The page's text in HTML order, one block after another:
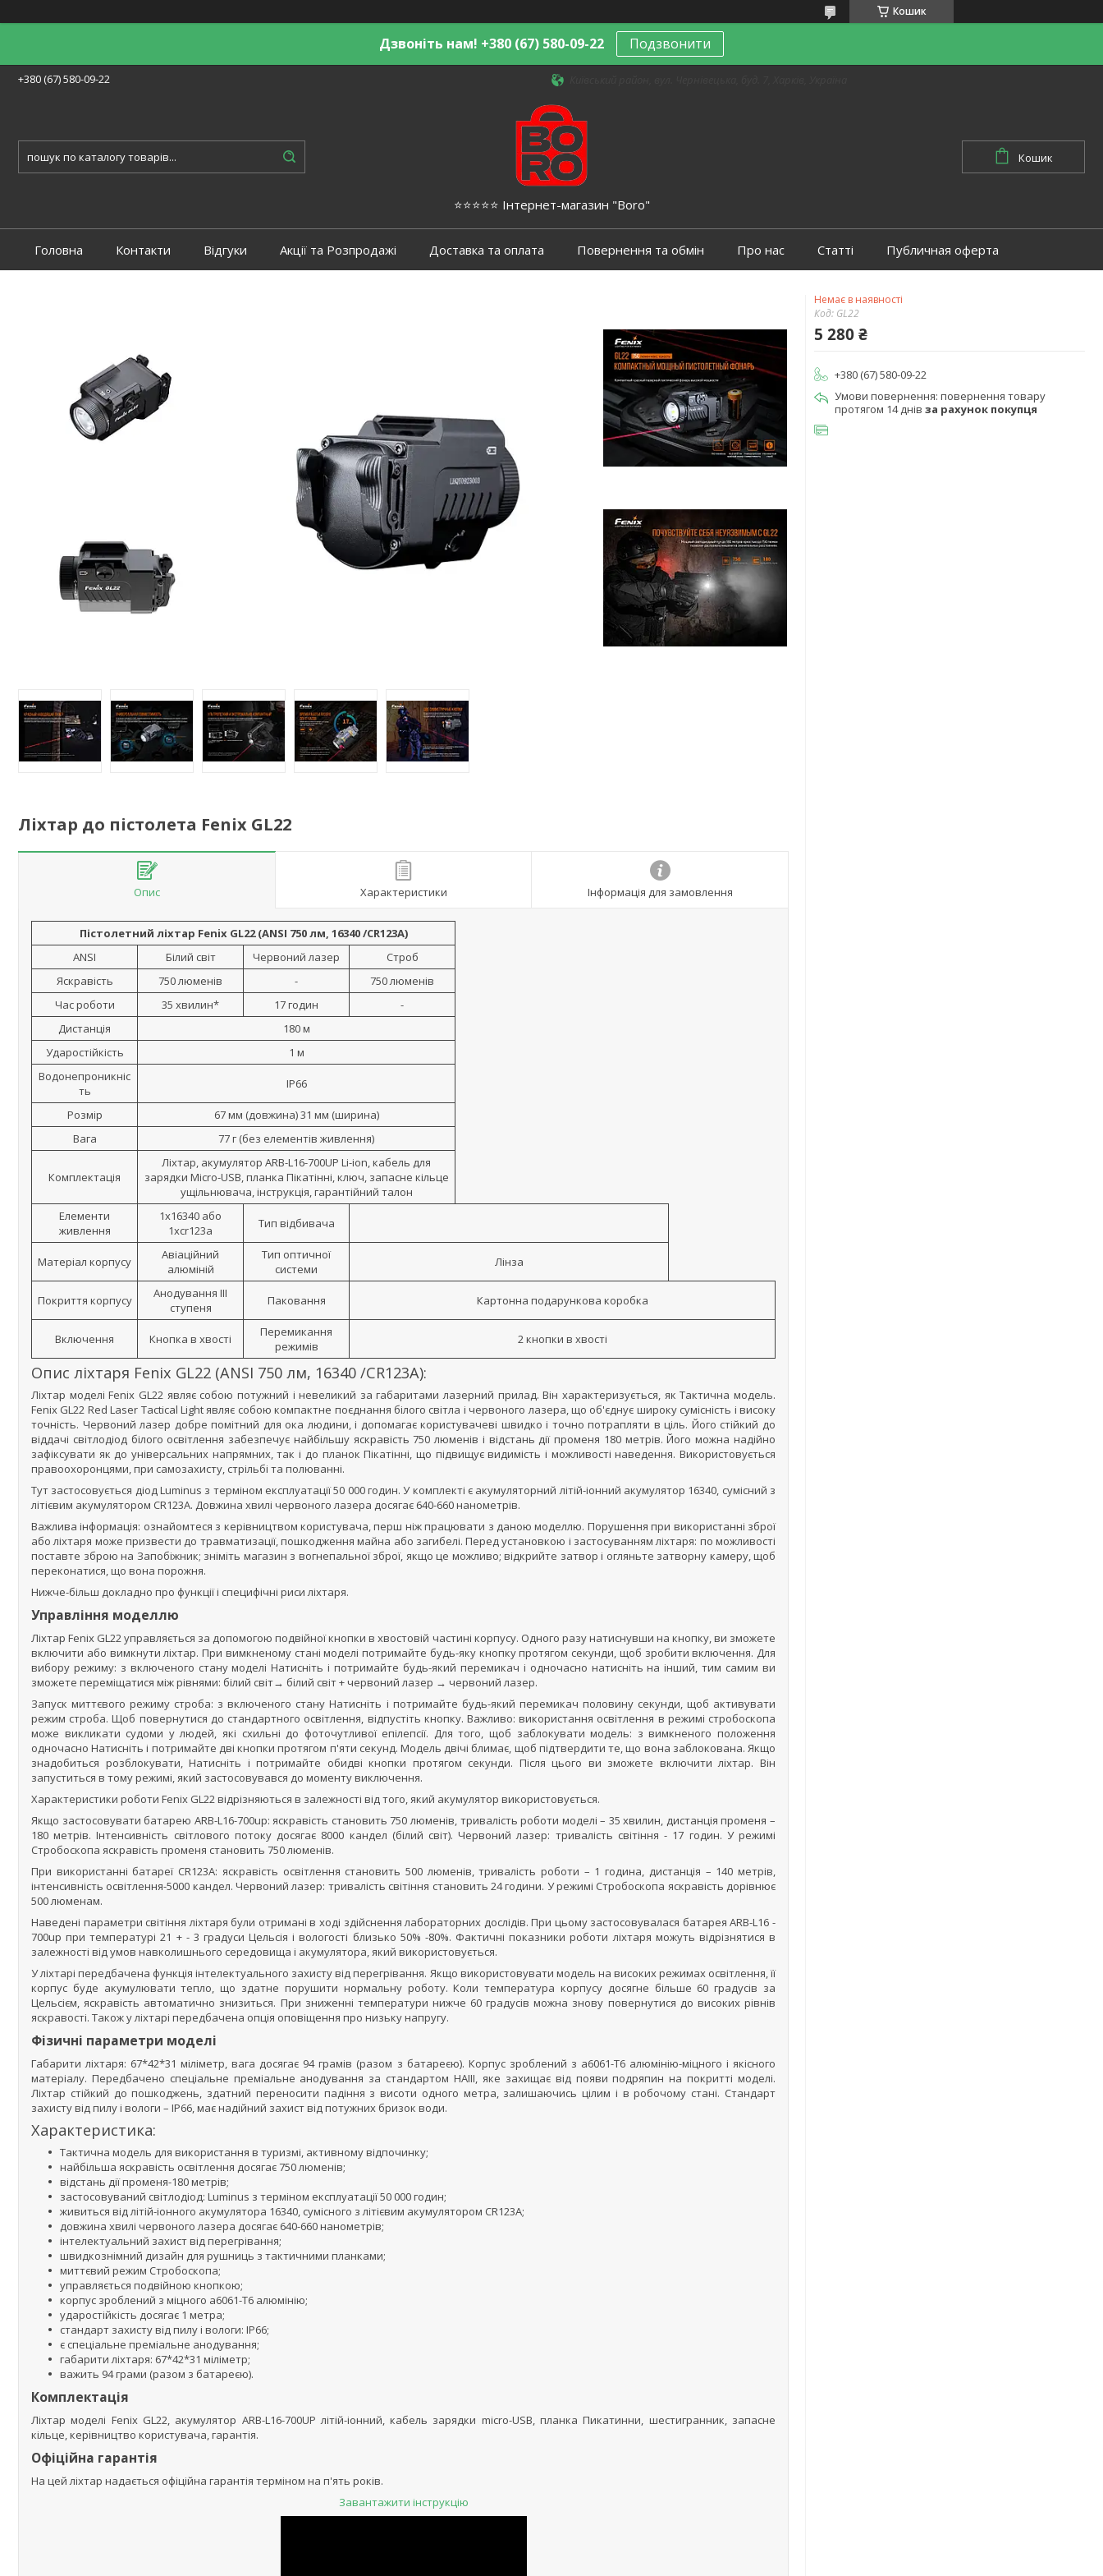
Кошик
Дзвоніть нам! +380 (67) 580-09-22 Подзвонити
+380 (67) 580-09-22
⭐️⭐️⭐️⭐️⭐️ Інтернет-магазин "Boro"
Кошик
Головна Контакти Відгуки Акції та Розпродажі Доставка та оплата Повернення та обмін Про нас Статті Публичная оферта
Ліхтар до пістолета Fenix GL22
Опис Характеристики Інформація для замовлення
Пістолетний ліхтар Fenix GL22 (ANSI 750 лм, 16340 /CR123A)
ANSI
Білий світ Червоний лазер
Строб
Яскравість
750 люменів -
750 люменів
Час роботи
35 хвилин* 17 годин
-
Дистанція
180 м
Ударостійкість
1 м
Водонепроникніс
ть
IP66
Розмір
67 мм (довжина) 31 мм (ширина)
Вага
77 г (без елементів живлення)
Комплектація
Ліхтар, акумулятор ARB-L16-700UP Li-ion, кабель для
зарядки Micro-USB, планка Пікатінні, ключ, запасне кільце
ущільнювача, інструкція, гарантійний талон
Елементи
живлення
1x16340 або
1xcr123a
Тип відбивача
Матеріал корпусу
Авіаційний
алюміній
Тип оптичної
системи
Лінза
Покриття корпусу
Анодування III
ступеня
Паковання Картонна подарункова коробка
Включення Кнопка в хвості
Перемикання
режимів
2 кнопки в хвості
Опис ліхтаря Fenix GL22 (ANSI 750 лм, 16340 /CR123A):
Ліхтар моделі Fenix GL22 являє собою потужний і невеликий за габаритами лазерний прилад. Він характеризується, як Тактична модель.
Fenix GL22 Red Laser Tactical Light являє собою компактне поєднання білого світла і червоного лазера, що об'єднує широку сумісність і високу
точність. Червоний лазер добре помітний для ока людини, і допомагає користувачеві швидко і точно потрапляти в ціль. Його стійкий до
віддачі світлодіод білого освітлення забезпечує найбільшу яскравість 750 люменів і відстань дії променя 180 метрів. Його можна надійно
зафіксувати як до універсальних напрямних, так і до планок Пікатінні, що підвищує видимість і можливості наведення. Використовується
правоохоронцями, при самозахисту, стрільбі та полюванні.
Тут застосовується діод Luminus з терміном експлуатації 50 000 годин. У комплекті є акумуляторний літій-іонний акумулятор 16340, сумісний з
літієвим акумулятором CR123A. Довжина хвилі червоного лазера досягає 640-660 нанометрів.
Важлива інформація: ознайомтеся з керівництвом користувача, перш ніж працювати з даною моделлю. Порушення при використанні зброї
або ліхтаря може призвести до травматизації, пошкодження майна або загибелі. Перед установкою і застосуванням ліхтаря: по можливості
поставте зброю на Запобіжник; зніміть магазин з вогнепальної зброї, якщо це можливо; відкрийте затвор і огляньте затворну камеру, щоб
переконатися, що вона порожня.
Нижче-більш докладно про функції і специфічні риси ліхтаря.
Управління моделлю
Ліхтар Fenix GL22 управляється за допомогою подвійної кнопки в хвостовій частині корпусу. Одного разу натиснувши на кнопку, ви зможете
включити або вимкнути ліхтар. При вимкненому стані моделі потримайте будь-яку кнопку протягом секунди, щоб зробити включення. Для
вибору режиму: з включеного стану моделі Натисніть і потримайте будь-який перемикач і одночасно натисніть на інший, тим самим ви
зможете переміщатися між рівнями: білий світ→ білий світ + червоний лазер → червоний лазер.
Запуск миттєвого режиму строба: з включеного стану Натисніть і потримайте будь-який перемикач половину секунди, щоб активувати
режим строба. Щоб повернутися до стандартного освітлення, відпустіть кнопку. Важливо: використання освітлення в режимі стробоскопа
може викликати судоми у людей, які схильні до фоточутливої епілепсії. Для того, щоб заблокувати модель: з вимкненого положення
одночасно Натисніть і потримайте дві кнопки протягом п'яти секунд. Модель двічі блимає, щоб підтвердити те, що вона заблокована. Якщо
знадобиться розблокувати, Натисніть і потримайте обидві кнопки протягом секунди. Після цього ви зможете включити ліхтар. Він
запуститься в тому режимі, який застосовувався до моменту виключення.
Характеристики роботи Fenix GL22 відрізняються в залежності від того, який акумулятор використовується.
Якщо застосовувати батарею ARB-L16-700up: яскравість становить 750 люменів, тривалість роботи моделі – 35 хвилин, дистанція променя –
180 метрів. Інтенсивність світлового потоку досягає 8000 кандел (білий світ). Червоний лазер: тривалість світіння - 17 годин. У режимі
Стробоскопа яскравість променя становить 750 люменів.
При використанні батареї CR123A: яскравість освітлення становить 500 люменів, тривалість роботи – 1 година, дистанція – 140 метрів,
інтенсивність освітлення-5000 кандел. Червоний лазер: тривалість світіння становить 24 години. У режимі Стробоскопа яскравість дорівнює
500 люменам.
Наведені параметри світіння ліхтаря були отримані в ході здійснення лабораторних дослідів. При цьому застосовувалася батарея ARB-L16 -
700up при температурі 21 + - 3 градуси Цельсія і вологості близько 50% -80%. Фактичні показники роботи ліхтаря можуть відрізнятися в
залежності від умов навколишнього середовища і акумулятора, який використовується.
У ліхтарі передбачена функція інтелектуального захисту від перегрівання. Якщо використовувати модель на високих режимах освітлення, її
корпус буде акумулювати тепло, що здатне порушити нормальну роботу. Коли температура корпусу досягне більше 60 градусів за
Цельсієм, яскравість автоматично знизиться. При зниженні температури нижче 60 градусів можна знову повернутися до високих рівнів
яскравості. Також у ліхтарі передбачена опція оповіщення про низьку напругу.
Фізичні параметри моделі
Габарити ліхтаря: 67*42*31 міліметр, вага досягає 94 грамів (разом з батареєю). Корпус зроблений з а6061-Т6 алюмінію-міцного і якісного
матеріалу. Передбачено спеціальне преміальне анодування за стандартом HAIII, яке захищає від появи подряпин на покритті моделі.
Ліхтар стійкий до пошкоджень, здатний переносити падіння з висоти одного метра, залишаючись цілим і в робочому стані. Стандарт
захисту від пилу і вологи – IP66, має надійний захист від потужних бризок води.
Характеристика:
Тактична модель для використання в туризмі, активному відпочинку;
найбільша яскравість освітлення досягає 750 люменів;
відстань дії променя-180 метрів;
застосовуваний світлодіод: Luminus з терміном експлуатації 50 000 годин;
живиться від літій-іонного акумулятора 16340, сумісного з літієвим акумулятором CR123A;
довжина хвилі червоного лазера досягає 640-660 нанометрів;
інтелектуальний захист від перегрівання;
швидкознімний дизайн для рушниць з тактичними планками;
миттєвий режим Стробоскопа;
управляється подвійною кнопкою;
корпус зроблений з міцного а6061-Т6 алюмінію;
ударостійкість досягає 1 метра;
стандарт захисту від пилу і вологи: IP66;
є спеціальне преміальне анодування;
габарити ліхтаря: 67*42*31 міліметр;
важить 94 грами (разом з батареєю).
Комплектація
Ліхтар моделі Fenix GL22, акумулятор ARB-L16-700UP літій-іонний, кабель зарядки micro-USB, планка Пикатинни, шестигранник, запасне
кільце, керівництво користувача, гарантія.
Офіційна гарантія
На цей ліхтар надається офіційна гарантія терміном на п'ять років.
Завантажити інструкцію
Немає в наявності
Код: GL22
5 280 ₴
+380 (67) 580-09-22
повернення товару
протягом 14 днів за рахунок покупця